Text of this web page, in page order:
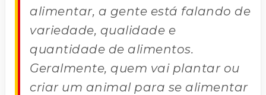
alimentar, a gente está falando de
variedade, qualidade e
quantidade de alimentos.
Geralmente, quem vai plantar ou
criar um animal para se alimentar